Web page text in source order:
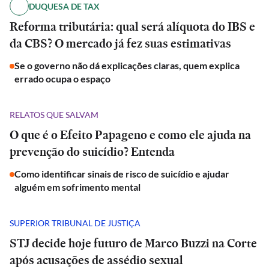
DUQUESA DE TAX
Reforma tributária: qual será alíquota do IBS e
da CBS? O mercado já fez suas estimativas
Se o governo não dá explicações claras, quem explica
errado ocupa o espaço
RELATOS QUE SALVAM
O que é o Efeito Papageno e como ele ajuda na
prevenção do suicídio? Entenda
Como identificar sinais de risco de suicídio e ajudar
alguém em sofrimento mental
SUPERIOR TRIBUNAL DE JUSTIÇA
STJ decide hoje futuro de Marco Buzzi na Corte
após acusações de assédio sexual